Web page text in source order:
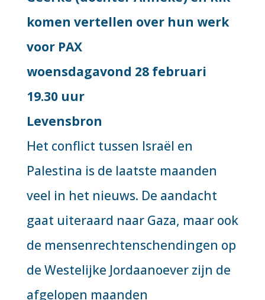
komen vertellen over hun werk
voor PAX
woensdagavond 28 februari
19.30 uur
Levensbron
Het conflict tussen Israël en
Palestina is de laatste maanden
veel in het nieuws. De aandacht
gaat uiteraard naar Gaza, maar ook
de mensenrechtenschendingen op
de Westelijke Jordaanoever zijn de
afgelopen maanden